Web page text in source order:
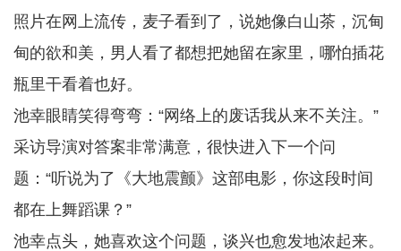
照片在网上流传，麦子看到了，说她像白山茶，沉甸
甸的欲和美，男人看了都想把她留在家里，哪怕插花
瓶里干看着也好。
池幸眼睛笑得弯弯：“网络上的废话我从来不关注。”
采访导演对答案非常满意，很快进入下一个问
题：“听说为了《大地震颤》这部电影，你这段时间
都在上舞蹈课？”
池幸点头，她喜欢这个问题，谈兴也愈发地浓起来。